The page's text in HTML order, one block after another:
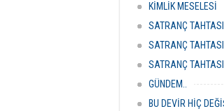
KİMLİK MESELESİ
SATRANÇ
SATRANÇ
SATRANÇ
GÜNDEM..
BU DEVİR HİÇ